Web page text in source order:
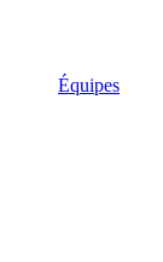
Équipes